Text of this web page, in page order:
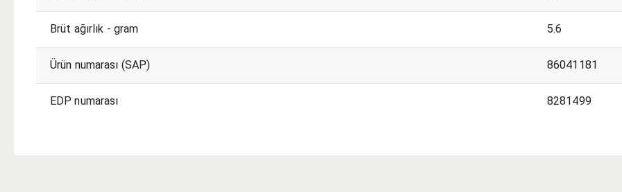
Brüt ağırlık - gram 5.6
Ürün numarası (SAP) 86041181
EDP numarası 8281499